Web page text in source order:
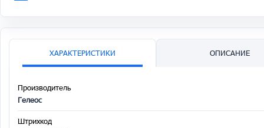
ХАРАКТЕРИСТИКИ ОПИСАНИЕ
Производитель
Гелеос
Штрихкод